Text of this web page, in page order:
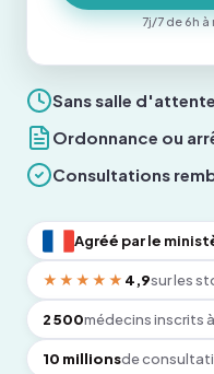
Sans salle
Ordonnance ou
Consultations
Agréé par le
★★★★★ 4,9sur les
2 500médecins inscrits
10 millionsde
7j/7 de 6h à